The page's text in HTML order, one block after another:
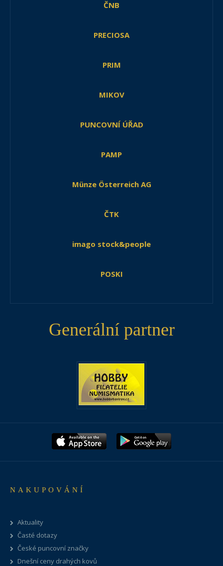
ČNB
PRECIOSA
PRIM
MIKOV
PUNCOVNÍ ÚŘAD
PAMP
Münze Österreich AG
ČTK
imago stock&people
POSKI
Generální partner
NAKUPOVÁNÍ
Aktuality
Časté dotazy
České puncovní značky
Dnešní ceny drahých kovů